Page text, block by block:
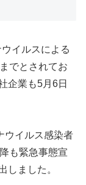
イルスによる
でとされてお
企業も5月6日
ウイルス感染者
も緊急事態宣
しました。